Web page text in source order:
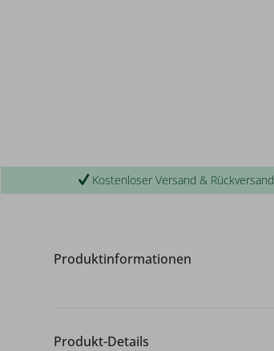
Kostenloser Versand & Rückversand
Produktinformationen
Produkt-Details